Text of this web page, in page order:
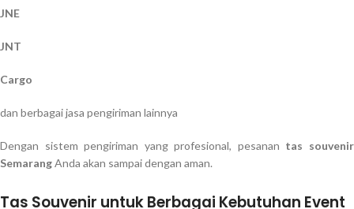
JNE
JNT
Cargo
dan berbagai jasa pengiriman lainnya
Dengan sistem pengiriman yang profesional, pesanan tas souvenir
SemarangAnda akan sampai dengan aman.
Tas Souvenir untuk Berbagai Kebutuhan Event